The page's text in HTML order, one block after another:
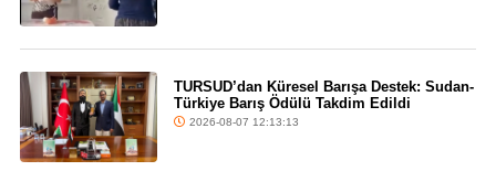
TURSUD’dan Küresel Barışa Destek: Sudan-
Türkiye Barış Ödülü Takdim Edildi
2026-08-07 12:13:13